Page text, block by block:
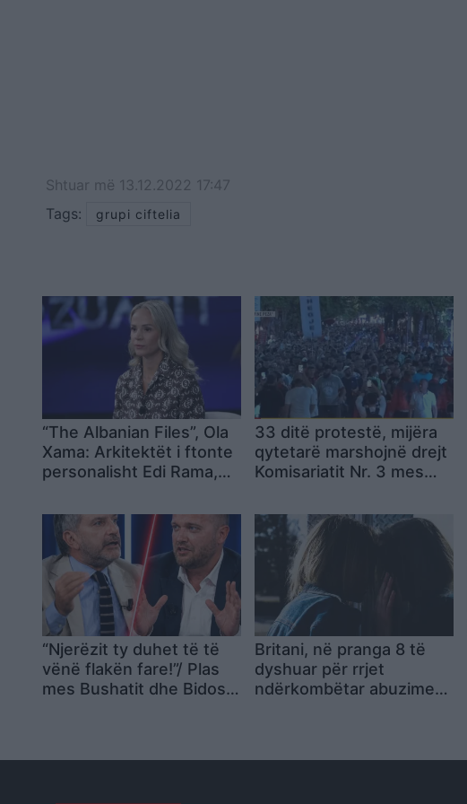
Shtuar më 13.12.2022 17:47
Tags:
grupi ciftelia
“The Albanian Files”, Ola
Xama: Arkitektët i ftonte
personalisht Edi Rama,
interesi
33 ditë protestë, mijëra
qytetarë marshojnë drejt
Komisariatit Nr. 3 mes
“Njerëzit ty duhet të të
vënë flakën fare!”/ Plas
mes Bushatit dhe Bidos:
Britani, në pranga 8 të
dyshuar për rrjet
ndërkombëtar abuzimesh